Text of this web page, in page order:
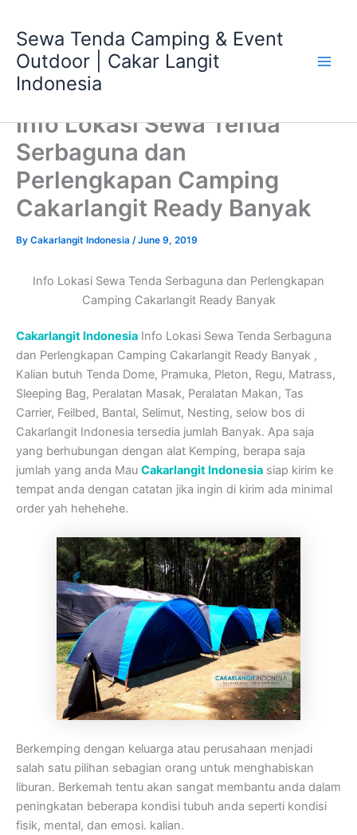
content
Sewa Tenda Camping & Event
Outdoor | Cakar Langit
Indonesia
Info Lokasi Sewa Tenda
Serbaguna dan
Perlengkapan Camping
Cakarlangit Ready Banyak
By Cakarlangit Indonesia /June 9, 2019
Info Lokasi Sewa Tenda Serbaguna dan Perlengkapan
Camping Cakarlangit Ready Banyak
Cakarlangit Indonesia Info Lokasi Sewa Tenda Serbaguna
dan Perlengkapan Camping Cakarlangit Ready Banyak ,
Kalian butuh Tenda Dome, Pramuka, Pleton, Regu, Matrass,
Sleeping Bag, Peralatan Masak, Peralatan Makan, Tas
Carrier, Feilbed, Bantal, Selimut, Nesting, selow bos di
Cakarlangit Indonesia tersedia jumlah Banyak. Apa saja
yang berhubungan dengan alat Kemping, berapa saja
jumlah yang anda Mau Cakarlangit Indonesia siap kirim ke
tempat anda dengan catatan jika ingin di kirim ada minimal
order yah hehehehe.
Berkemping dengan keluarga atau perusahaan menjadi
salah satu pilihan sebagian orang untuk menghabiskan
liburan. Berkemah tentu akan sangat membantu anda dalam
peningkatan beberapa kondisi tubuh anda seperti kondisi
fisik, mental, dan emosi. kalian.